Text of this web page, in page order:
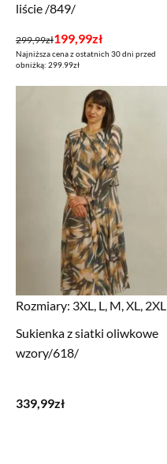
liście /849/
299,99zł
Pierwotna
cena
199,99zł
Aktualna
cena
Najniższa cena z ostatnich 30 dni przed
obniżką: 299.99zł
Rozmiary: 3XL, L, M, XL, 2XL
Sukienka z siatki oliwkowe
wzory/618/
339,99zł